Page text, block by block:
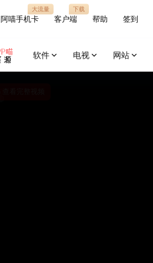
阿喵手机卡
大流量
客户端
下载
帮助 签到
软件 电视 网站